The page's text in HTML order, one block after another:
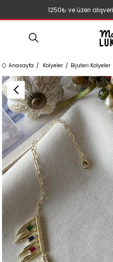
1250₺ ve üzeri
Anasayfa Kolyeler Bijuteri Kolyeler